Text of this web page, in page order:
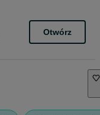
Otwórz